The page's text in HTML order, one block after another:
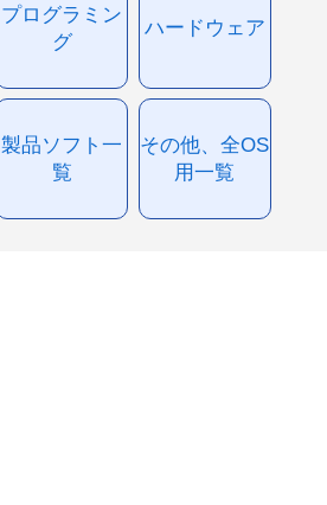
プログラミン
グ
ハードウェア
製品ソフト一
覧
その他、全OS
用一覧